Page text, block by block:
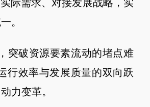
际需求、对接发展战略，实
。
破资源要素流动的堵点难
行效率与发展质量的双向跃
力变革。